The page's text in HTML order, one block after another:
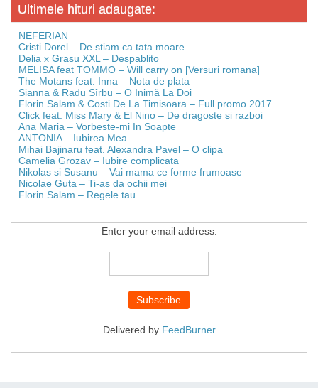
Ultimele hituri adaugate:
NEFERIAN
Cristi Dorel – De stiam ca tata moare
Delia x Grasu XXL – Despablito
MELISA feat TOMMO – Will carry on [Versuri romana]
The Motans feat. Inna – Nota de plata
Sianna & Radu Sîrbu – O Inimă La Doi
Florin Salam & Costi De La Timisoara – Full promo 2017
Click feat. Miss Mary & El Nino – De dragoste si razboi
Ana Maria – Vorbeste-mi In Soapte
ANTONIA – Iubirea Mea
Mihai Bajinaru feat. Alexandra Pavel – O clipa
Camelia Grozav – Iubire complicata
Nikolas si Susanu – Vai mama ce forme frumoase
Nicolae Guta – Ti-as da ochii mei
Florin Salam – Regele tau
Enter your email address:
Delivered by FeedBurner